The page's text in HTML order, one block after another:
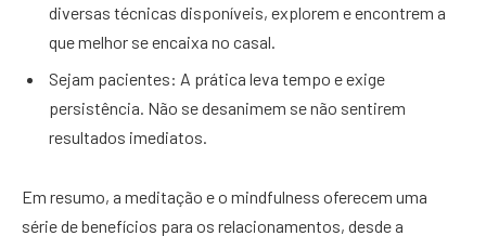
diversas técnicas disponíveis, explorem e encontrem a
que melhor se encaixa no casal.
Sejam pacientes: A prática leva tempo e exige
persistência. Não se desanimem se não sentirem
resultados imediatos.
Em resumo, a meditação e o mindfulness oferecem uma
série de benefícios para os relacionamentos, desde a